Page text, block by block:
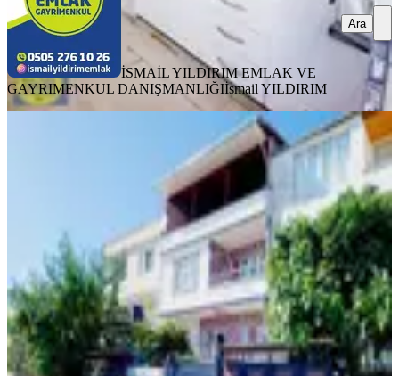
İSMAİL YILDIRIM EMLAK VE
GAYRIMENKUL DANIŞMANLIĞIİsmail YILDIRIM
Ara
Satlık 2 Katlı, 2 Ayrı Tapulu, Müstakil
Lüks Bina
Onikişubat, Süleymanşah Mahallesi
·160 m²·06.08.2026
7.300.000 ₺
GÜMÜŞ GAYRİMENKULNİYAZİ KILIÇSALLAYAN
Ara